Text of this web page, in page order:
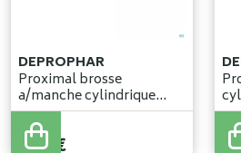
DEPROPHAR
Proximal brosse
a/manche cylindrique
small 5 p20